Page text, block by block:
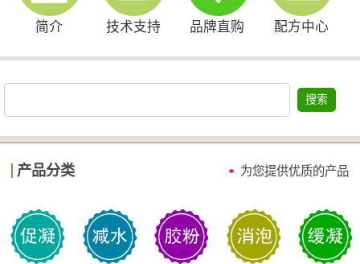
简介 技术支持 品牌直购 配方中心
搜索
产品分类 为您提供优质的产品